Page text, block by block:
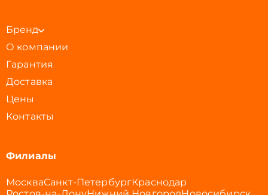
Бренд
О компании
Гарантия
Доставка
Цены
Контакты
Филиалы
МоскваСанкт-ПетербургКраснодар